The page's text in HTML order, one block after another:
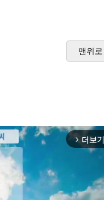
맨위로
arrow_forward_ios 더보기